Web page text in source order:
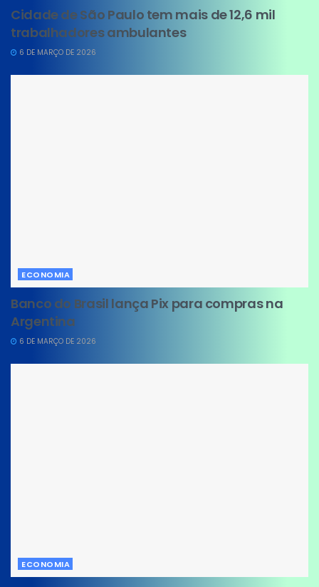
Cidade de São Paulo tem mais de 12,6 mil
trabalhadores ambulantes
6 DE MARÇO DE 2026
ECONOMIA
Banco do Brasil lança Pix para compras na
Argentina
6 DE MARÇO DE 2026
ECONOMIA